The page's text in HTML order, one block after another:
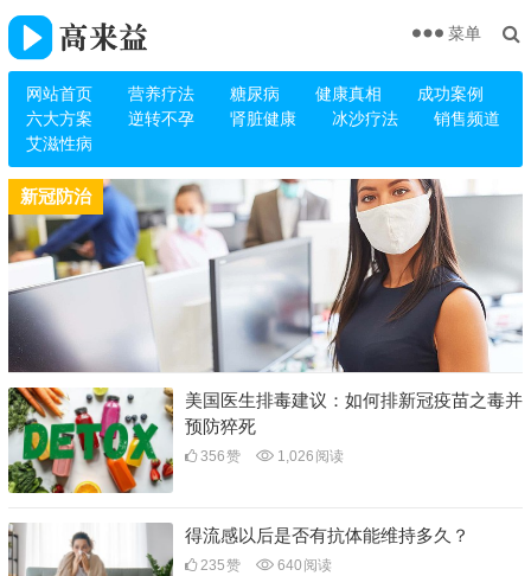
网站首页 营养疗法 糖尿病 健康真相
成功案例
六大方案
逆转不孕 肾脏健康 冰沙疗法
销售频道
艾滋性病
菜单
新冠防治
美国医生排毒建议：如何排新冠疫苗之毒并
预防猝死
356赞 1,026 阅读
得流感以后是否有抗体能维持多久？
235赞 640 阅读